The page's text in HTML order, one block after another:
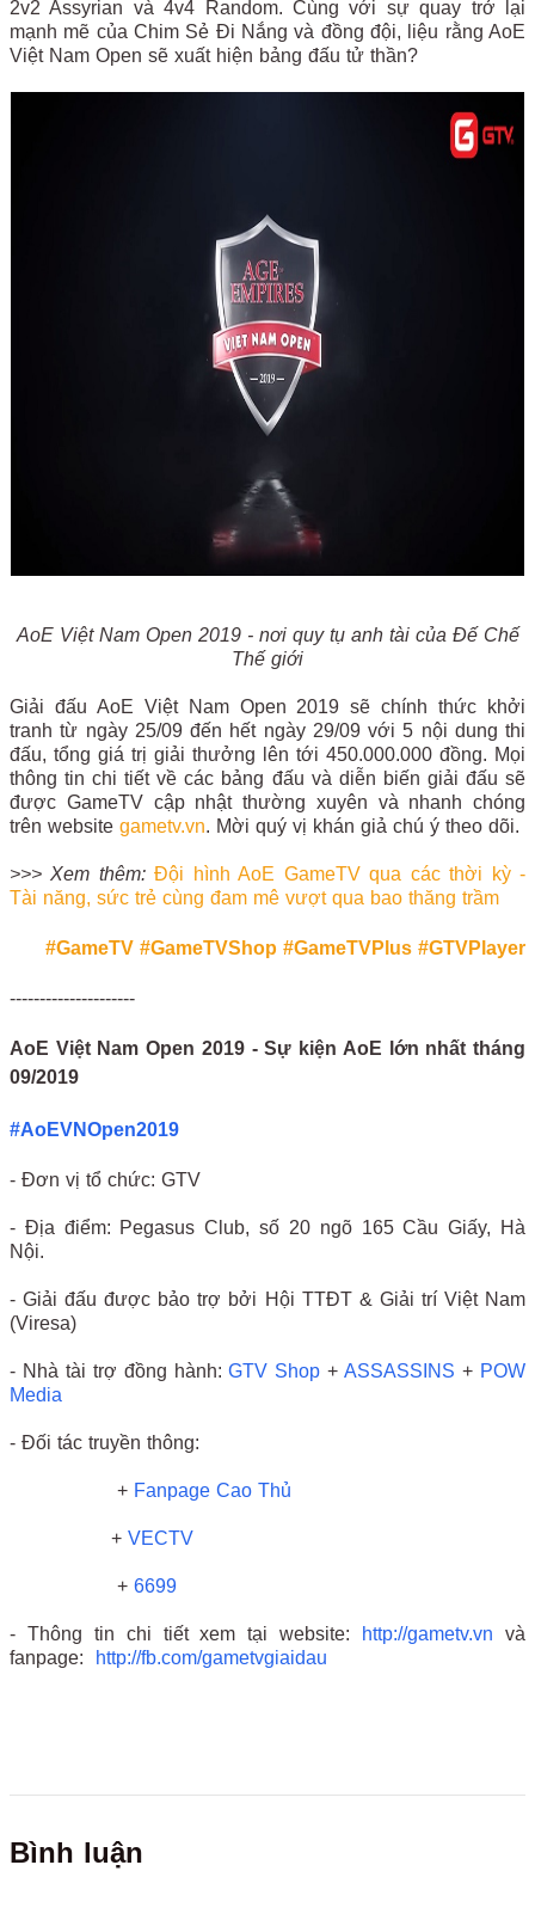
2v2 Assyrian và 4v4 Random. Cùng với sự quay trở lại
mạnh mẽ của Chim Sẻ Đi Nắng và đồng đội, liệu rằng AoE
Việt Nam Open sẽ xuất hiện bảng đấu tử thần?
AoE Việt Nam Open 2019 - nơi quy tụ anh tài của Đế Chế
Thế giới
Giải đấu AoE Việt Nam Open 2019 sẽ chính thức khởi
tranh từ ngày 25/09 đến hết ngày 29/09 với 5 nội dung thi
đấu, tổng giá trị giải thưởng lên tới 450.000.000 đồng. Mọi
thông tin chi tiết về các bảng đấu và diễn biến giải đấu sẽ
được GameTV cập nhật thường xuyên và nhanh chóng
trên website gametv.vn. Mời quý vị khán giả chú ý theo dõi.
>>> Xem thêm: Đội hình AoE GameTV qua các thời kỳ -
Tài năng, sức trẻ cùng đam mê vượt qua bao thăng trầm
#GameTV #GameTVShop #GameTVPlus #GTVPlayer
---------------------
AoE Việt Nam Open 2019 - Sự kiện AoE lớn nhất tháng
09/2019
#AoEVNOpen2019
- Đơn vị tổ chức: GTV
- Địa điểm: Pegasus Club, số 20 ngõ 165 Cầu Giấy, Hà
Nội.
- Giải đấu được bảo trợ bởi Hội TTĐT & Giải trí Việt Nam
(Viresa)
- Nhà tài trợ đồng hành:GTV Shop +ASSASSINS + POW
Media
- Đối tác truyền thông:
+ Fanpage Cao Thủ
+ VECTV
+ 6699
- Thông tin chi tiết xem tại website: http://gametv.vn và
fanpage:
http://fb.com/gametvgiaidau
Bình luận